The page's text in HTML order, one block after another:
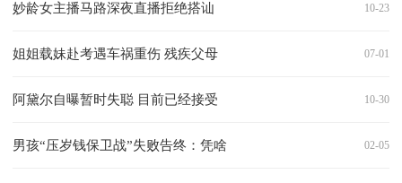
10-23
妙龄女主播马路深夜直播拒绝搭讪
07-01
姐姐载妹赴考遇车祸重伤 残疾父母
10-30
阿黛尔自曝暂时失聪 目前已经接受
02-05
男孩“压岁钱保卫战”失败告终：凭啥